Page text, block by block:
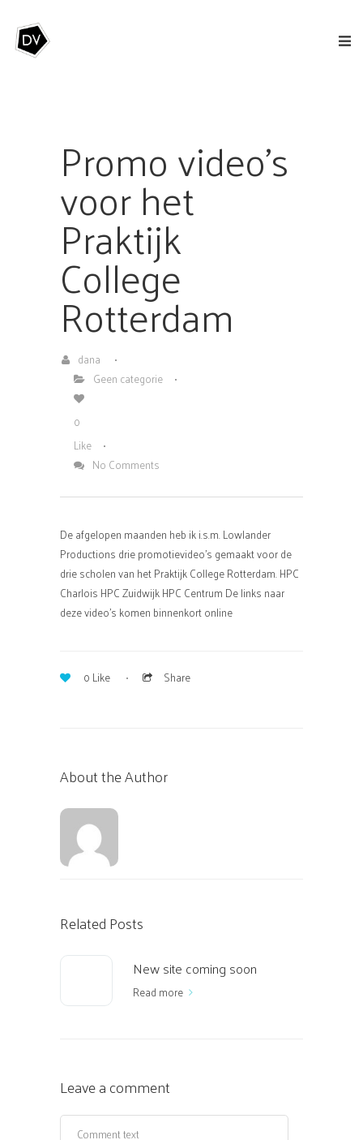
Promo video’s
voor het
Praktijk
College
Rotterdam
dana
Geen categorie
0
Like
No Comments
De afgelopen maanden heb ik i.s.m. Lowlander
Productions drie promotievideo’s gemaakt voor de
drie scholen van het Praktijk College Rotterdam. HPC
Charlois HPC Zuidwijk HPC Centrum De links naar
deze video’s komen binnenkort online
0 Like Share
About the Author
Related Posts
New site coming soon
Read more
Leave a comment